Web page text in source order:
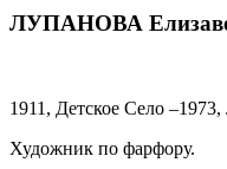
ЛУПАНОВА
1911, Детское Село
Художник по фарфору.